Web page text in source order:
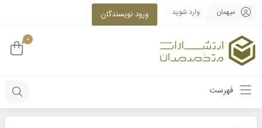
میهمان وارد شوید ورود نویسندگان
0
فهرست